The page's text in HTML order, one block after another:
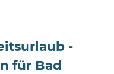
-
für Bad